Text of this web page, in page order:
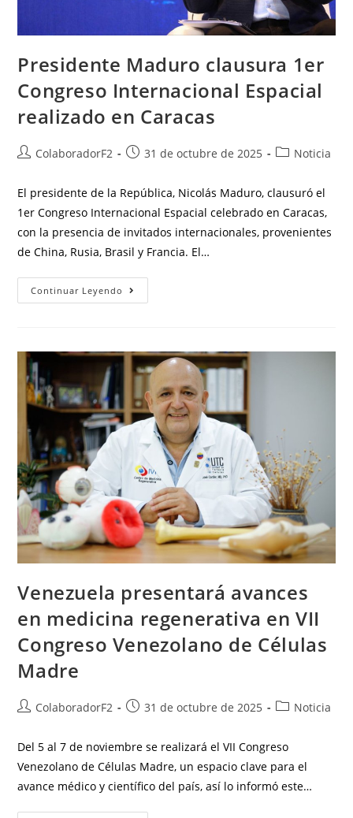
Presidente Maduro clausura 1er
Congreso Internacional Espacial
realizado en Caracas
ColaboradorF2 31 de octubre de 2025 Noticia
El presidente de la República, Nicolás Maduro, clausuró el
1er Congreso Internacional Espacial celebrado en Caracas,
con la presencia de invitados internacionales, provenientes
de China, Rusia, Brasil y Francia. El…
Continuar Leyendo
Venezuela presentará avances
en medicina regenerativa en VII
Congreso Venezolano de Células
Madre
ColaboradorF2 31 de octubre de 2025 Noticia
Del 5 al 7 de noviembre se realizará el VII Congreso
Venezolano de Células Madre, un espacio clave para el
avance médico y científico del país, así lo informó este…